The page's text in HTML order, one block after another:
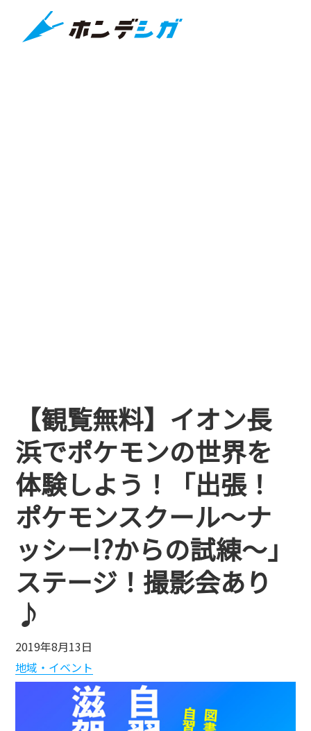
【観覧無料】イオン長
浜でポケモンの世界を
体験しよう！「出張！
ポケモンスクール〜ナ
ッシー!?からの試練〜」
ステージ！撮影会あり
♪
2019年8月13日
地域・イベント